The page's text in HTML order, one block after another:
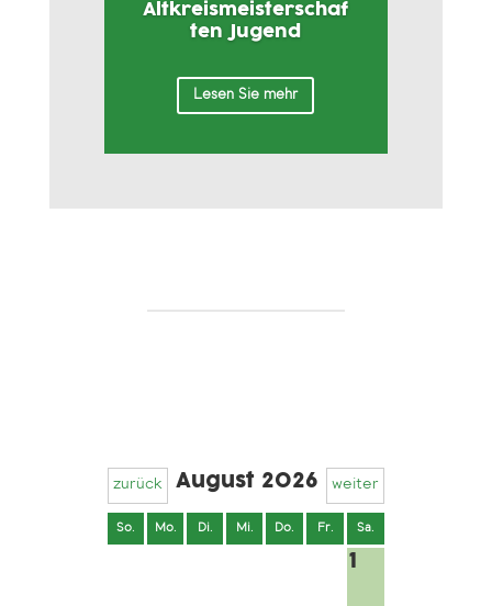
Altkreismeisterschaf
ten Jugend
Lesen Sie mehr
zurück August 2026 weiter
So. Mo. Di. Mi. Do. Fr. Sa.
1